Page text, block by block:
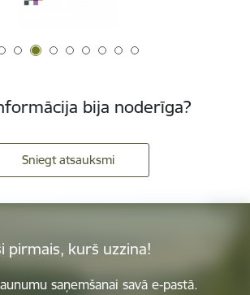
bija noderīga?
Sniegt atsauksmi
pirmais, kurš uzzina!
saņemšanai savā e-pastā.